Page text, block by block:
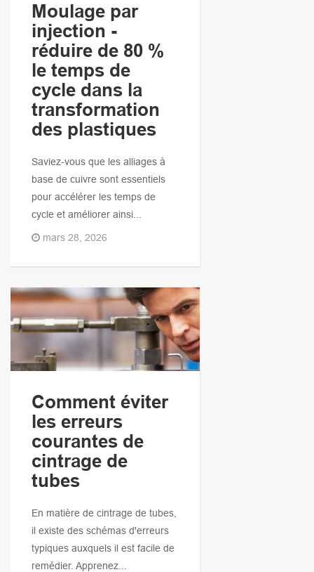
Moulage par
injection -
réduire de 80 %
le temps de
cycle dans la
transformation
des plastiques
Saviez-vous que les alliages à
base de cuivre sont essentiels
pour accélérer les temps de
cycle et améliorer ainsi...
mars 28, 2026
Comment éviter
les erreurs
courantes de
cintrage de
tubes
En matière de cintrage de tubes,
il existe des schémas d'erreurs
typiques auxquels il est facile de
remédier. Apprenez...